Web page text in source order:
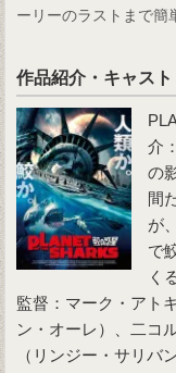
ーリーのラストまで簡
作品紹介・キャスト
介
の
間
が
で
く
監督：マーク・アト
ン・オーレ）、二コ
（リンジー・サリバ